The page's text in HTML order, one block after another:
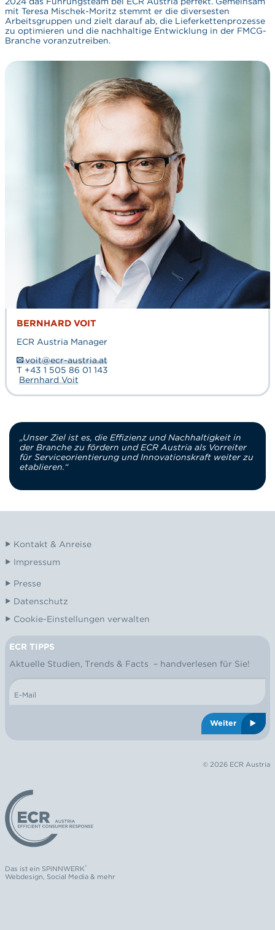
mit Teresa Mischek-Moritz stemmt er die diversesten
Arbeitsgruppen und zielt darauf ab, die Lieferkettenprozesse
zu optimieren und die nachhaltige Entwicklung in der FMCG-
Branche voranzutreiben.
BERNHARD VOIT
ECR Austria Manager
voit@ecr-austria.at
T +43 1 505 86 01 143
Bernhard Voit
„Unser Ziel ist es, die Effizienz und Nachhaltigkeit in
der Branche zu fördern und ECR Austria als Vorreiter
für Serviceorientierung und Innovationskraft weiter zu
etablieren.“
Kontakt & Anreise
Impressum
Presse
Datenschutz
Cookie-Einstellungen verwalten
NEWSLETTER
ECR TIPPS
Aktuelle Studien, Trends & Facts – handverlesen für Sie!
E-Mail
Weiter
© 2026 ECR Austria
Logo: ECR Austria
Das ist ein SPiNNWERK®
Webdesign, Social Media& mehr